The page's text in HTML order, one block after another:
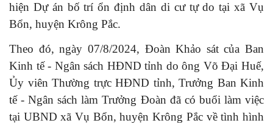
hiện Dự án bố trí ổn định dân di cư tự do tại xã Vụ
Bổn, huyện Krông Pắc.
Theo đó, ngày 07/8/2024, Đoàn Khảo sát của Ban
Kinh tế - Ngân sách HĐND tỉnh do ông Võ Đại Huế,
Ủy viên Thường trực HĐND tỉnh, Trưởng Ban Kinh
tế - Ngân sách làm Trưởng Đoàn đã có buổi làm việc
tại UBND xã Vụ Bổn, huyện Krông Pắc về tình hình